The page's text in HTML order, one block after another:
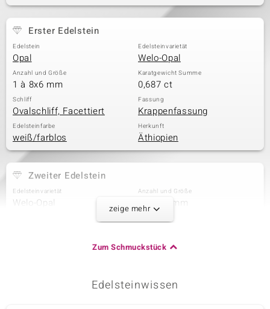
Erster Edelstein
Edelstein
Opal
Edelsteinvarietät
Welo-Opal
Anzahl und Größe
1 à 8x6 mm
Karatgewicht Summe
0,687 ct
Schliff
Ovalschliff, Facettiert
Fassung
Krappenfassung
Edelsteinfarbe
weiß/farblos
Herkunft
Äthiopien
Zweiter Edelstein
Edelsteinvarietät
Welo-Opal
Anzahl und Größe
2 à 4x3 mm
Herkunft
zeige mehr
Zum Schmuckstück
Edelsteinwissen